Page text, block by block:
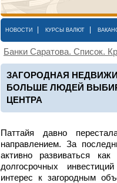
НОВОСТИ КУРСЫ ВАЛЮТ
Банки Саратова. Список.
ЗАГОРОДНАЯ
БОЛЬШЕ ЛЮДЕЙ
ЦЕНТРА
Паттайя давно
направлением. За
активно развиваться
долгосрочных
интерес к загородным